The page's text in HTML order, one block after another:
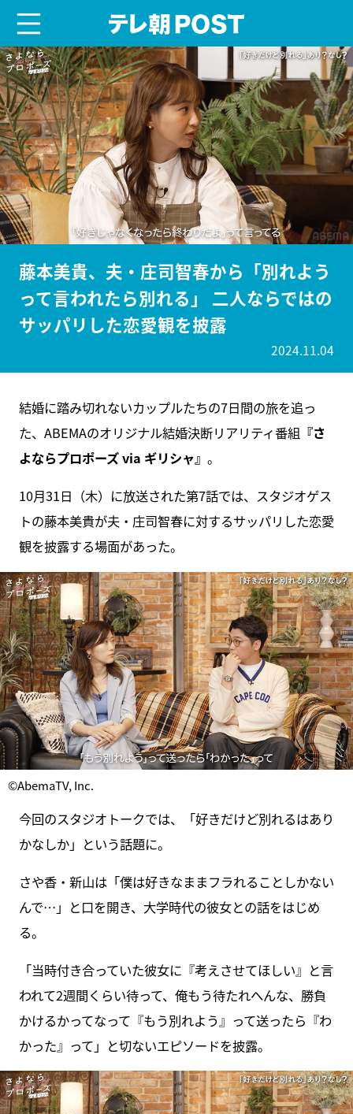
藤本美貴、夫・庄司智春から「別れよう
って言われたら別れる」 二人ならではの
サッパリした恋愛観を披露
2024.11.04
結婚に踏み切れないカップルたちの7日間の旅を追っ
た、ABEMAのオリジナル結婚決断リアリティ番組 『さ
よならプロポーズ via ギリシャ』 。
10月31日（木）に放送された第7話では、スタジオゲス
トの藤本美貴が夫・庄司智春に対するサッパリした恋愛
観を披露する場面があった。
©AbemaTV, Inc.
今回のスタジオトークでは、「好きだけど別れるはあり
かなしか」という話題に。
さや香・新山は「僕は好きなままフラれることしかない
んで…」と口を開き、大学時代の彼女との話をはじめ
る。
「当時付き合っていた彼女に『考えさせてほしい』と言
われて2週間くらい待って、俺もう待たれへんな、勝負
かけるかってなって『もう別れよう』って送ったら『わ
かった』って」と切ないエピソードを披露。